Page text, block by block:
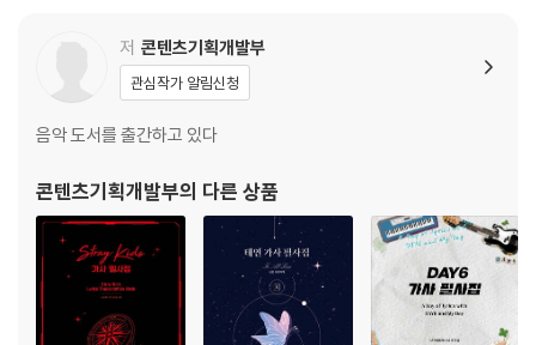
6. 체르니 100연습곡(Op.139), No.1
-레가토와 3도 겹음
7. 체르니 110연습곡(Op.453), No.6
8. 체르니 110연습곡(Op.453), No.8
-왈츠 반주와 트릴 준비
9. 체르니 100연습곡(Op.139), No.6
-다섯 손가락의 고른 타건과 3도 겹음
저 콘텐츠기획개발부
관심작가 알림신청
음악 도서를 출간하고 있다
콘텐츠기획개발부의 다른 상품